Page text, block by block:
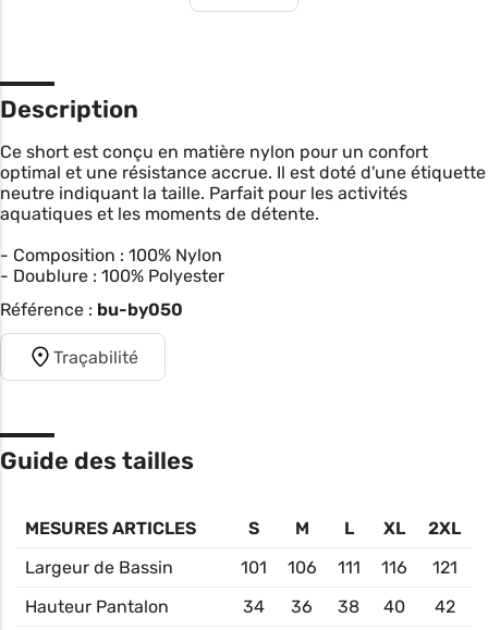
Description
Ce short est conçu en matière nylon pour un confort
optimal et une résistance accrue. Il est doté d'une étiquette
neutre indiquant la taille. Parfait pour les activités
aquatiques et les moments de détente.
- Composition : 100% Nylon
- Doublure : 100% Polyester
Référence : bu-by050
Traçabilité
Guide des tailles
MESURES ARTICLES S M L XL
2XL
Largeur de Bassin
101 106 111 116
121
Hauteur Pantalon
34 36 38 40
42